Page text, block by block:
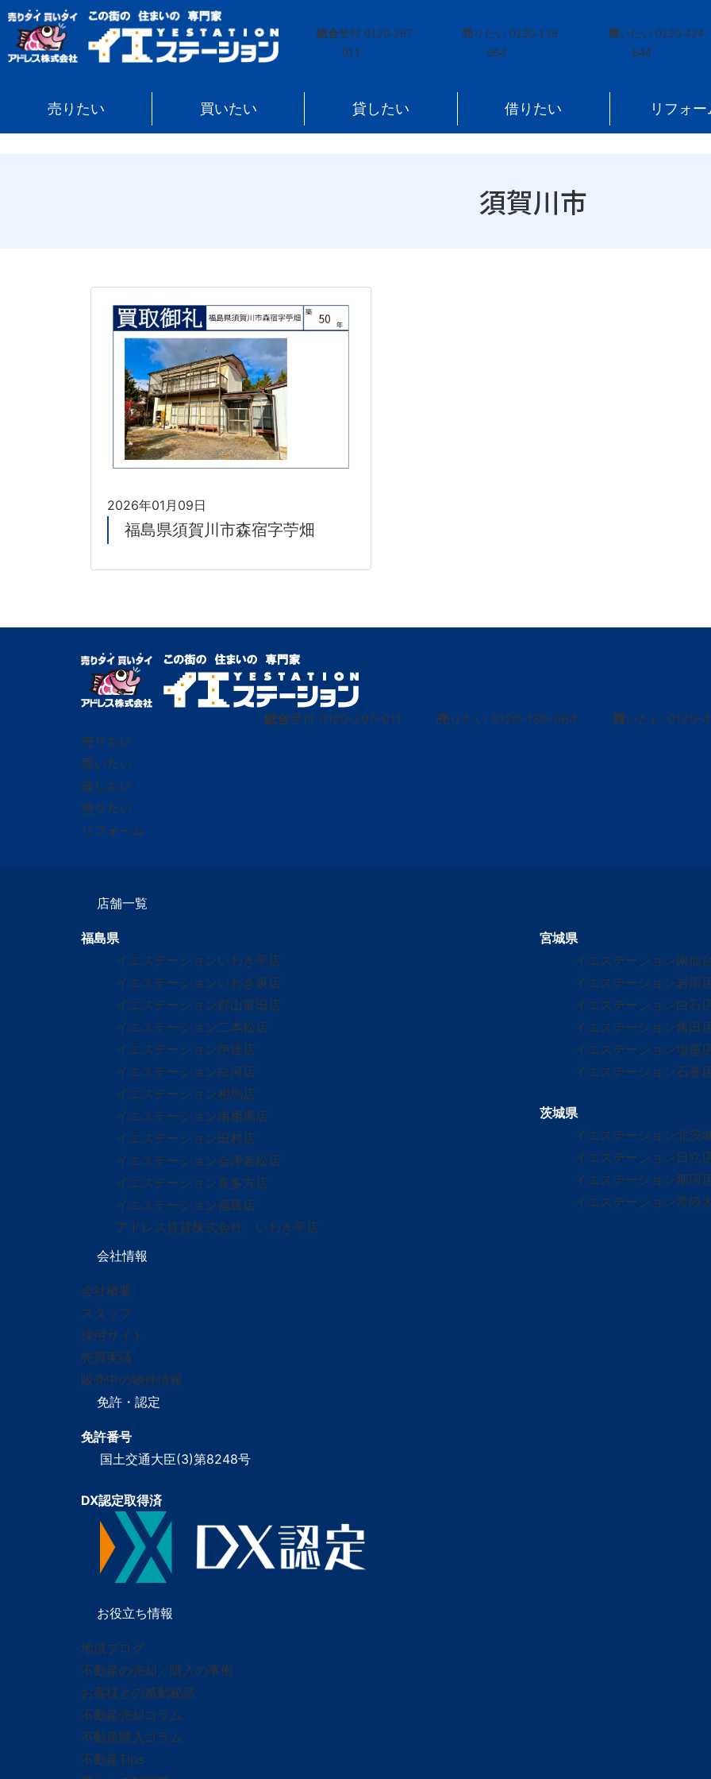
総合受付 0120-297-
011
売りたい 0120-139-
664
買いたい 0120-424-
544
売りたい 買いたい 貸したい 借りたい リフォー
イエステーション » 買取実績
須賀川市
2026年01月09日
福島県須賀川市森宿字苧畑
総合受付 0120-297-011 売りたい 0120-139-664 買いたい 0120-
売りたい
買いたい
貸したい
借りたい
リフォーム
店舗一覧
福島県
イエステーションいわき平店
イエステーションいわき泉店
イエステーション郡山富田店
イエステーション二本松店
イエステーション伊達店
イエステーション白河店
イエステーション相馬店
イエステーション南相馬店
イエステーション田村店
イエステーション会津若松店
イエステーション喜多方店
イエステーション福島店
アドレス賃貸株式会社 いわき平店
宮城県
イエステーション南仙
イエステーション岩沼
イエステーション白石
イエステーション角田
イエステーション塩竈
イエステーション石巻
茨城県
イエステーション北茨
イエステーション日立
イエステーション那珂
イエステーション常陸
会社情報
会社概要
スタッフ
採用サイト
売買実績
販売中の物件情報
免許・認定
免許番号
国土交通大臣(3)第8248号
DX認定取得済
お役立ち情報
地域ブログ
不動産の売却／購入の事例
お客様との感動秘話
不動産売却コラム
不動産購入コラム
不動産Tips